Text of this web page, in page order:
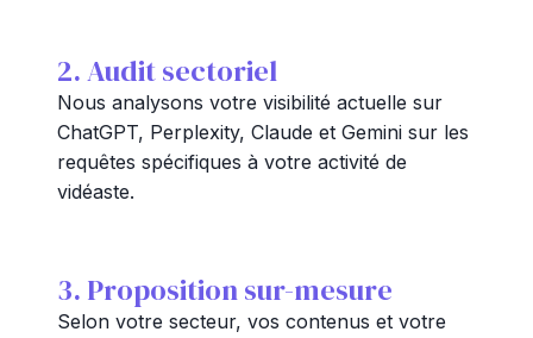
2. Audit sectoriel
Nous analysons votre visibilité actuelle sur
ChatGPT, Perplexity, Claude et Gemini sur les
requêtes spécifiques à votre activité de
vidéaste.
3. Proposition sur-mesure
Selon votre secteur, vos contenus et votre